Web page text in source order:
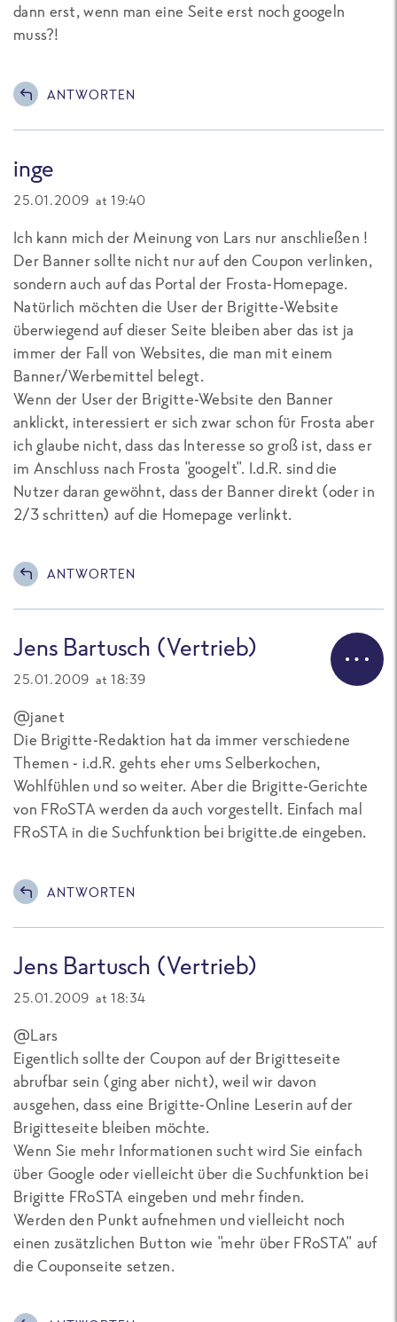
dann erst, wenn man eine Seite erst noch googeln
muss?!
ANTWORTEN
inge
25.01.2009 at 19:40
Ich kann mich der Meinung von Lars nur anschließen !
Der Banner sollte nicht nur auf den Coupon verlinken,
sondern auch auf das Portal der Frosta-Homepage.
Natürlich möchten die User der Brigitte-Website
überwiegend auf dieser Seite bleiben aber das ist ja
immer der Fall von Websites, die man mit einem
Banner/Werbemittel belegt.
Wenn der User der Brigitte-Website den Banner
anklickt, interessiert er sich zwar schon für Frosta aber
ich glaube nicht, dass das Interesse so groß ist, dass er
im Anschluss nach Frosta "googelt". I.d.R. sind die
Nutzer daran gewöhnt, dass der Banner direkt (oder in
2/3 schritten) auf die Homepage verlinkt.
ANTWORTEN
Jens Bartusch (Vertrieb)
25.01.2009 at 18:39
@janet
Die Brigitte-Redaktion hat da immer verschiedene
Themen - i.d.R. gehts eher ums Selberkochen,
Wohlfühlen und so weiter. Aber die Brigitte-Gerichte
von FRoSTA werden da auch vorgestellt. Einfach mal
FRoSTA in die Suchfunktion bei brigitte.de eingeben.
ANTWORTEN
Jens Bartusch (Vertrieb)
25.01.2009 at 18:34
@Lars
Eigentlich sollte der Coupon auf der Brigitteseite
abrufbar sein (ging aber nicht), weil wir davon
ausgehen, dass eine Brigitte-Online Leserin auf der
Brigitteseite bleiben möchte.
Wenn Sie mehr Informationen sucht wird Sie einfach
über Google oder vielleicht über die Suchfunktion bei
Brigitte FRoSTA eingeben und mehr finden.
Werden den Punkt aufnehmen und vielleicht noch
einen zusätzlichen Button wie "mehr über FRoSTA" auf
die Couponseite setzen.